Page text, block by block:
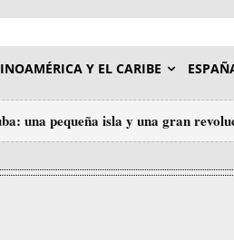
Y EL CARIBE
una pequeña isla y una gran